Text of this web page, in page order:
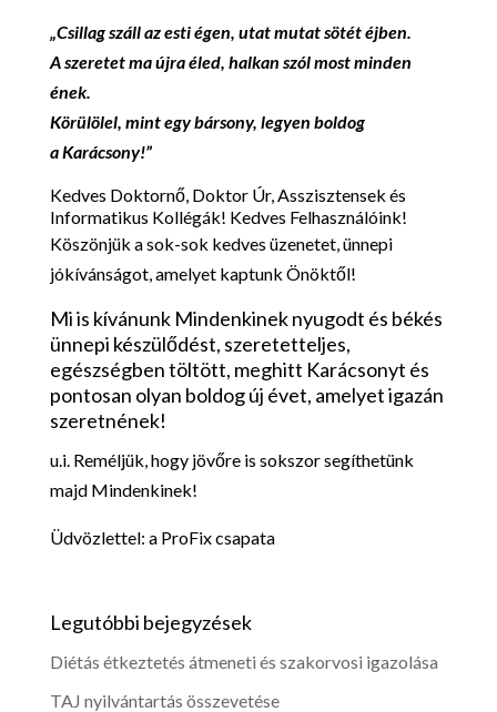
„Csillag száll az esti égen, utat mutat sötét éjben.
A szeretet ma újra éled, halkan szól most minden
ének.
Körülölel, mint egy bársony, legyen boldog
aKarácsony!”
Kedves Doktornő, Doktor Úr, Asszisztensek és
Informatikus Kollégák! Kedves Felhasználóink!
Köszönjük a sok-sok kedves üzenetet, ünnepi
jókívánságot, amelyet kaptunk Önöktől!
Mi is kívánunk Mindenkinek nyugodt és békés
ünnepi készülődést, szeretetteljes,
egészségben töltött, meghitt Karácsonyt és
pontosan olyan boldog új évet, amelyet igazán
szeretnének!
u.i. Reméljük, hogy jövőre is sokszor segíthetünk
majd Mindenkinek!
Üdvözlettel: a ProFix csapata
Legutóbbi bejegyzések
Diétás étkeztetés átmeneti és szakorvosi igazolása
TAJ nyilvántartás összevetése